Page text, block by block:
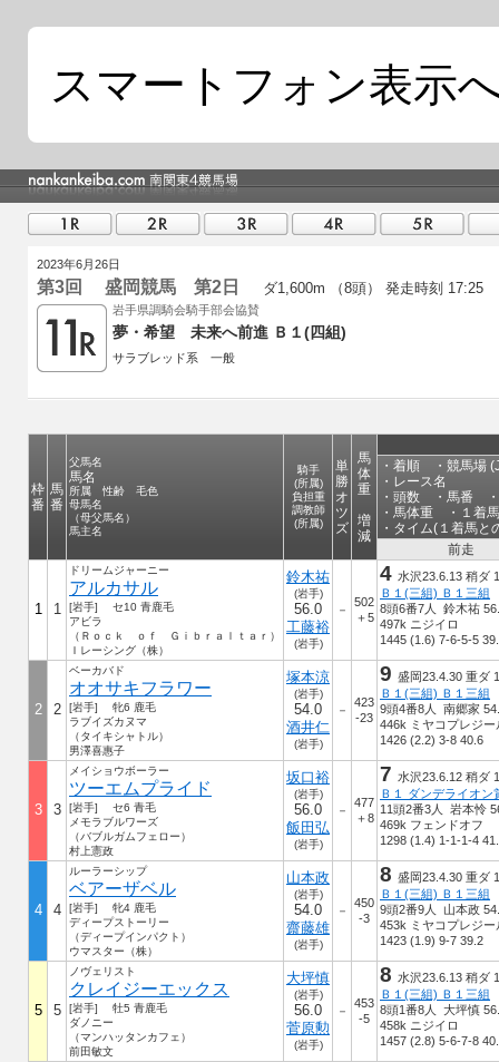
スマートフォン表示
2023年6月26日
第3回 盛岡競馬 第2日 ダ1,600m （8頭） 発走時刻 17:25
岩手県調騎会騎手部会協賛
夢・希望 未来へ前進 Ｂ１(四組)
サラブレッド系 一般
枠
番
馬
番
父馬名
馬名
所属 性齢 毛色
母馬名
（母父馬名）
馬主名
騎手
(所属)
負担重
調教師
(所属)
単
勝
オ
ツ
ズ
馬
体
重
増
減
・着順 ・競馬場
・レース名
・頭数 ・馬番
・馬体重 ・１着
・タイム(１着馬
前走
1 1
ドリームジャーニー
アルカサル
[岩手] セ10 青鹿毛
アビラ
（Ｒｏｃｋ ｏｆ Ｇｉｂｒａｌｔａｒ）
Ｉレーシング（株）
鈴木祐
(岩手)
56.0
工藤裕
(岩手)
－
502
＋5
4 水沢23.6.13 稍ダ
Ｂ１(三組) Ｂ１三組
8頭6番7人 鈴木祐
497k ニジイロ
1445 (1.6) 7-6-5-5
2 2
ベーカバド
オオサキフラワー
[岩手] 牝6 鹿毛
ラブイズカヌマ
（タイキシャトル）
男澤喜惠子
塚本涼
(岩手)
54.0
酒井仁
(岩手)
－
423
-23
9 盛岡23.4.30 重ダ
Ｂ１(三組) Ｂ１三組
9頭4番8人 南郷家
446k ミヤコプレジー
1426 (2.2) 3-8 40.6
3 3
メイショウボーラー
ツーエムプライド
[岩手] セ6 青毛
メモラブルワーズ
（バブルガムフェロー）
村上憲政
坂口裕
(岩手)
56.0
飯田弘
(岩手)
－
477
＋8
7 水沢23.6.12 稍ダ
Ｂ１ ダンデライオン
11頭2番3人 岩本怜
469k フェンドオフ
1298 (1.4) 1-1-1-4
4 4
ルーラーシップ
ベアーザベル
[岩手] 牝4 鹿毛
ディープストーリー
（ディープインパクト）
ウマスター（株）
山本政
(岩手)
54.0
齋藤雄
(岩手)
－
450
-3
8 盛岡23.4.30 重ダ
Ｂ１(三組) Ｂ１三組
9頭2番9人 山本政
453k ミヤコプレジー
1423 (1.9) 9-7 39.2
5 5
ノヴェリスト
クレイジーエックス
[岩手] 牡5 青鹿毛
ダノニー
（マンハッタンカフェ）
前田敏文
大坪慎
(岩手)
56.0
菅原勲
(岩手)
－
453
-5
8 水沢23.6.13 稍ダ
Ｂ１(三組) Ｂ１三組
8頭1番8人 大坪慎
458k ニジイロ
1457 (2.8) 5-6-7-8